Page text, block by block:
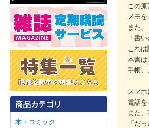
本・コミック
この
メモ
また
「書
これ
本書は
手帳、
スマ
電話を
また
「だ